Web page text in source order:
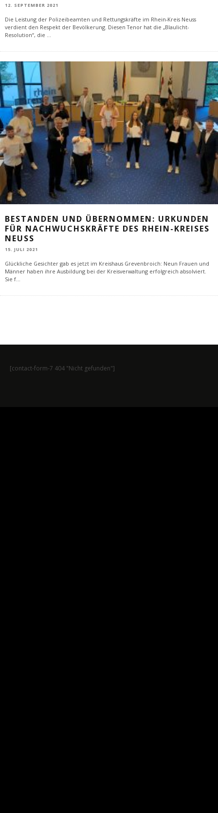
12. SEPTEMBER 2021
Die Leistung der Polizeibeamten und Rettungskräfte im Rhein-Kreis Neuss
verdient den Respekt der Bevölkerung. Diesen Tenor hat die „Blaulicht-
Resolution“, die ...
BESTANDEN UND ÜBERNOMMEN: URKUNDEN
FÜR NACHWUCHSKRÄFTE DES RHEIN-KREISES
NEUSS
15. JULI 2021
Glückliche Gesichter gab es jetzt im Kreishaus Grevenbroich: Neun Frauen und
Männer haben ihre Ausbildung bei der Kreisverwaltung erfolgreich absolviert.
Sie f...
[contact-form-7 404 "Nicht gefunden"]